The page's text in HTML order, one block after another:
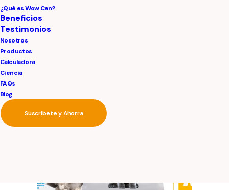
¿Qué es Wow Can?
Beneficios
Testimonios
Nosotros
Productos
Calculadora
Ciencia
FAQs
Blog
Suscríbete y Ahorra